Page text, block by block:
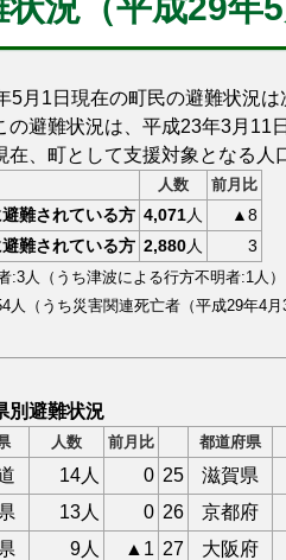
月1日現在の町民の避難状況は
避難状況は、平成23年3月11
在、町として支援対象となる人
人数 前月比
難されている方 4,071人
▲8
難されている方 2,880人 3
:3人（うち津波による行方不明者:1人）
人（うち災害関連死亡者（平成29年4
別避難状況
人数 前月比 都道府県
14人 0 25 滋賀県
13人 0 26 京都府
9人 ▲1 27 大阪府